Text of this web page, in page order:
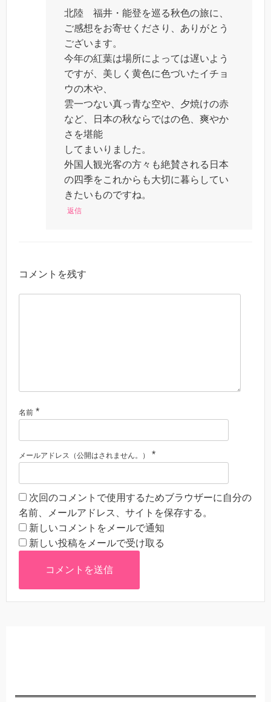
北陸 福井・能登を巡る秋色の旅に、
ご感想をお寄せくださり、ありがとう
ございます。
今年の紅葉は場所によっては遅いよう
ですが、美しく黄色に色づいたイチョ
ウの木や、
雲一つない真っ青な空や、夕焼けの赤
など、日本の秋ならではの色、爽やか
さを堪能
してまいりました。
外国人観光客の方々も絶賛される日本
の四季をこれからも大切に暮らしてい
きたいものですね。
返信
コメントを残す
名前 *
メールアドレス（公開はされません。） *
次回のコメントで使用するためブラウザーに自分の
名前、メールアドレス、サイトを保存する。
新しいコメントをメールで通知
新しい投稿をメールで受け取る